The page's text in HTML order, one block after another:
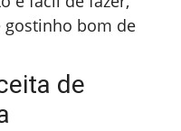
gostinho bom de
de